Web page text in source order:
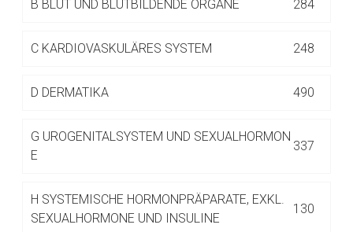
B BLUT UND BLUTBILDENDE ORGANE 284
C KARDIOVASKULÄRES SYSTEM 248
D DERMATIKA 490
G UROGENITALSYSTEM UND SEXUALHORMON
E
337
H SYSTEMISCHE HORMONPRÄPARATE, EXKL.
SEXUALHORMONE UND INSULINE
130
Zur Seite